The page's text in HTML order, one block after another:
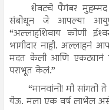
शेवटचे पैगंबर मुहम्मद
संबोधून जे आपल्या
“अल्लाहशिवाय कोणी
भागीदार नाही.
मदत केली आणि एकट्यानं
पराभूत केलं.”
“मानवांनो! मी सांगतो
येऊ. मला एक वर्ष लाभेल